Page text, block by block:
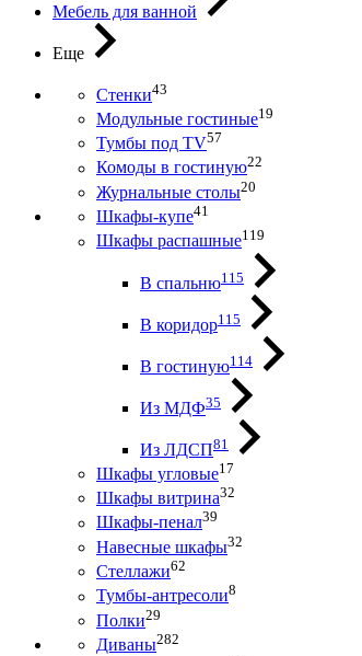
Мебель для ванной
Еще
Стенки43
Модульные гостиные19
Тумбы под ТV57
Комоды в гостиную22
Журнальные столы20
Шкафы-купе41
Шкафы распашные119
В спальню115
В коридор115
В гостиную114
Из МДФ35
Из ЛДСП81
Шкафы угловые17
Шкафы витрина32
Шкафы-пенал39
Навесные шкафы32
Стеллажи62
Тумбы-антресоли8
Полки29
Диваны282